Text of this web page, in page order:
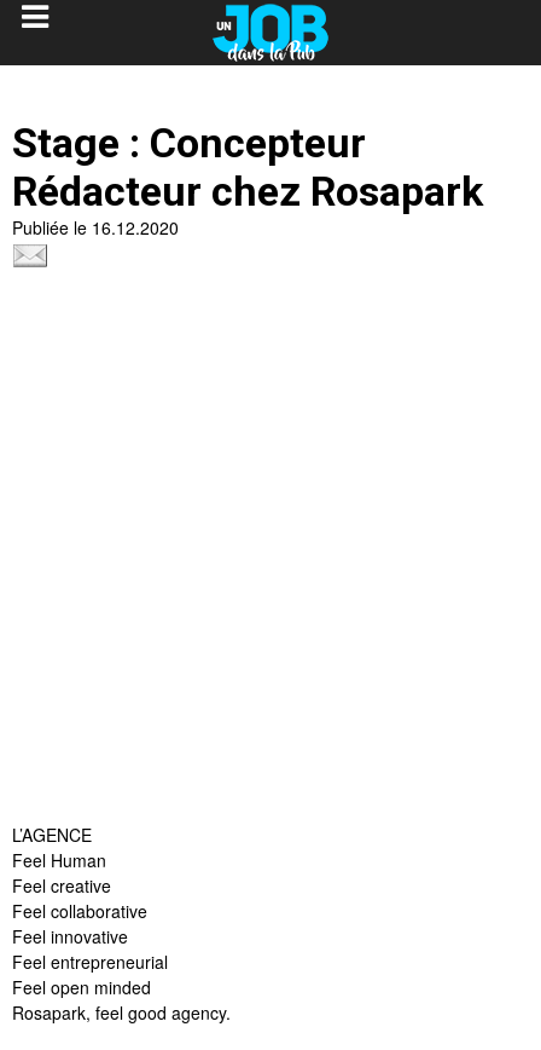
Stage : Concepteur
Rédacteur chez Rosapark
Publiée le 16.12.2020
L’AGENCE
Feel Human
Feel creative
Feel collaborative
Feel innovative
Feel entrepreneurial
Feel open minded
Rosapark, feel good agency.